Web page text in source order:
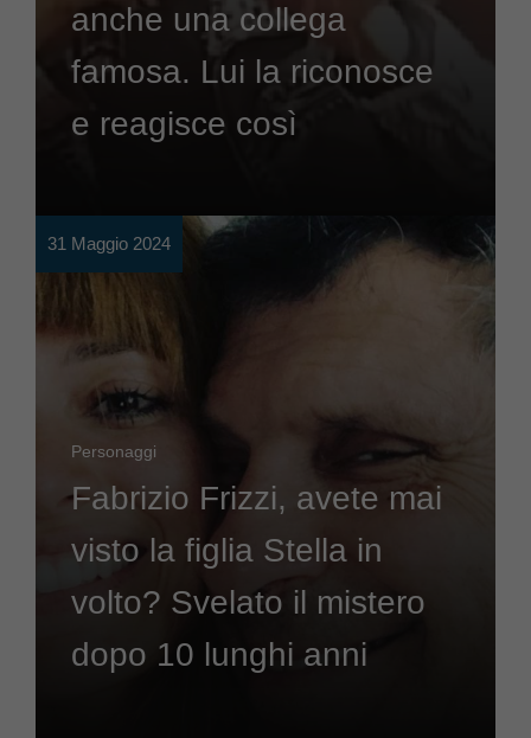
anche una collega
famosa. Lui la riconosce
e reagisce così
31 Maggio 2024
Personaggi
Fabrizio Frizzi, avete mai
visto la figlia Stella in
volto? Svelato il mistero
dopo 10 lunghi anni